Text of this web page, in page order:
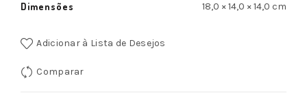
Dimensões 18,0 × 14,0 × 14,0 cm
Adicionar à Lista de Desejos
Comparar